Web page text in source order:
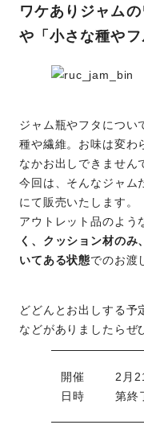
ワケありジャム
や「小さな種やフ
ジャム瓶やフタについ
種や繊維。お味は変わ
なかお出しできません
今回は、そんなジャム
にて販売いたします。
アウトレット品のよう
く、クッション材のみ
いてある状態でのお渡
どどんとお出しする予
などがありましたらぜ
開催
日時
2月
第終